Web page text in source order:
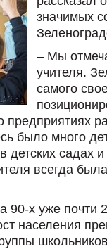
значимых
– Мы
учителя.
самого
предприятиях
было много
детских садах
всегда
90-х уже почти
населения